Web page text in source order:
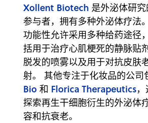
Xollent Biotech 是外泌体研
参与者，拥有多种外泌体疗法
功能性允许采用多种给药途径
括用于治疗心肌梗死的静脉贴
脱发的喷雾以及用于对抗皮肤
射。 其他专注于化妆品的公司
Bio 和 Florica Therapeutics
探索再生干细胞衍生的外泌体
容和抗衰老。